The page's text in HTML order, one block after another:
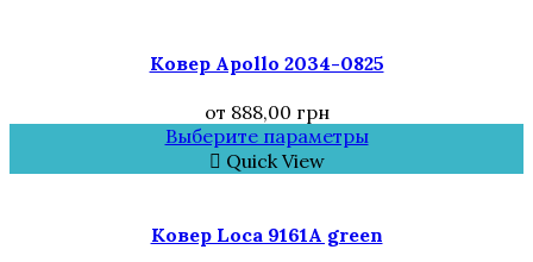
Ковер Аpollo 2034-0825
от 888,00 грн
Выберите параметры
Quick View
Ковер Loca 9161A green